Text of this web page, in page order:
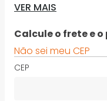
· Sistemas de
jardins
· Aplicações prediais
· Abastecimento de
VER MAIS
Calcule o frete e
Não sei meu CEP
CEP